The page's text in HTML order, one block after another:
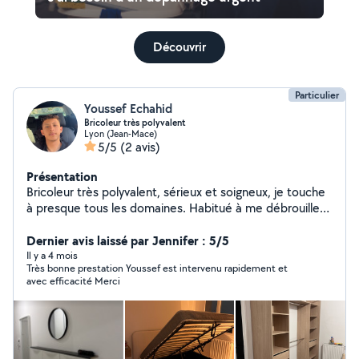
Découvrir
Particulier
Youssef Echahid
Bricoleur très polyvalent
Lyon (Jean-Mace)
5/5 (2 avis)
Présentation
Bricoleur très polyvalent, sérieux et soigneux, je touche
à presque tous les domaines. Habitué à me débrouiller
proprement et je respecte toujours les délais.
Plomberie légère : remplacement de robinet, siphon,
flexible, chasse d'eau, fuites simples Électricité :
luminaires, prises, interrupteurs, petits dépannages
Montage / démontage : meubles, lits, armoires, IKEA &
autres Bricolage général : perçage, fixation (tringles,
cadres, étagères, TV), réparations diverses Entretien &
dépannage : petits travaux du quotidien, ajustements,
Dernier avis laissé par Jennifer : 5/5
Il y a 4 mois
Très bonne prestation Youssef est intervenu rapidement et
avec efficacité Merci